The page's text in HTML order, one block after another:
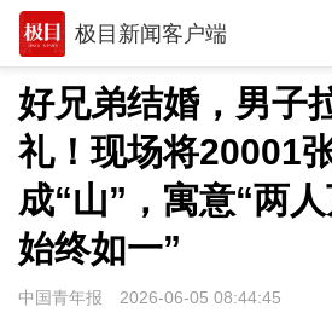
极目新闻客户端
推荐
观点
时政
湖北
武汉
好兄弟结婚，男子
礼！现场将20001
成“山”，寓意“两
始终如一”
中国青年报 2026-06-05 08:44:45